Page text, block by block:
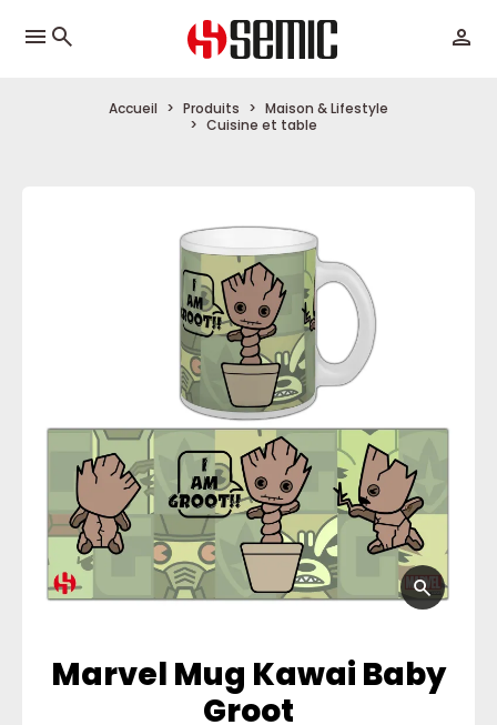
menu
Accueil Produits
Maison & Lifestyle
Cuisine et table
Marvel Mug Kawai Baby
Groot